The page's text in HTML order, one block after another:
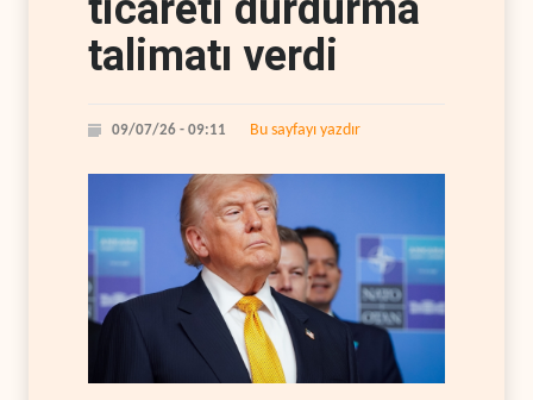
talimatı verdi
09/07/26 - 09:11 Bu sayfayı yazdır